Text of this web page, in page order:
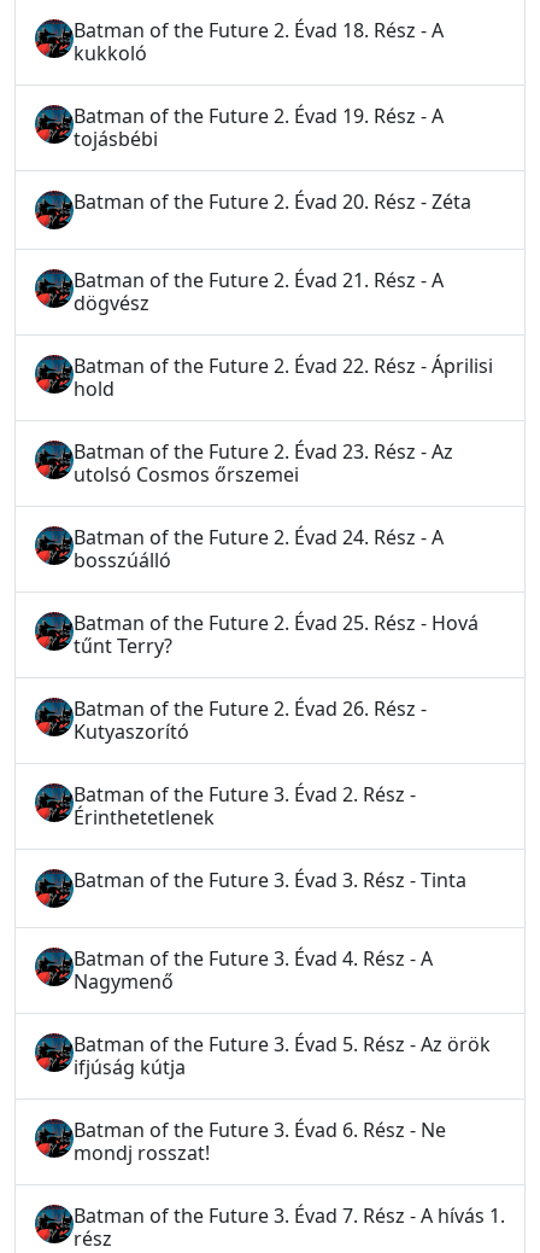
Batman of the Future 2. Évad 18. Rész - A
kukkoló
Batman of the Future 2. Évad 19. Rész - A
tojásbébi
Batman of the Future 2. Évad 20. Rész - Zéta
Batman of the Future 2. Évad 21. Rész - A
dögvész
Batman of the Future 2. Évad 22. Rész - Áprilisi
hold
Batman of the Future 2. Évad 23. Rész - Az
utolsó Cosmos őrszemei
Batman of the Future 2. Évad 24. Rész - A
bosszúálló
Batman of the Future 2. Évad 25. Rész - Hová
tűnt Terry?
Batman of the Future 2. Évad 26. Rész -
Kutyaszorító
Batman of the Future 3. Évad 2. Rész -
Érinthetetlenek
Batman of the Future 3. Évad 3. Rész - Tinta
Batman of the Future 3. Évad 4. Rész - A
Nagymenő
Batman of the Future 3. Évad 5. Rész - Az örök
ifjúság kútja
Batman of the Future 3. Évad 6. Rész - Ne
mondj rosszat!
Batman of the Future 3. Évad 7. Rész - A hívás 1.
rész